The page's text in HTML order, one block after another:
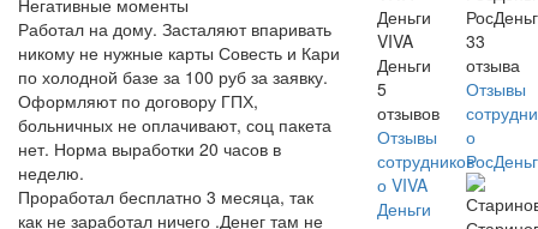
Негативные моменты
Работал на дому. Засталяют впаривать
никому не нужные карты Совесть и Кари
по холодной базе за 100 руб за заявку.
Оформляют по договору ГПХ,
больничных не оплачивают, соц пакета
нет. Норма выработки 20 часов в
неделю.
Проработал бесплатно 3 месяца, так
как не заработал ничего .Денег там не
VIVA
Деньги
5
отзывов
Отзывы
сотрудников
о VIVA
Деньги
33
отзыва
Отзывы
о